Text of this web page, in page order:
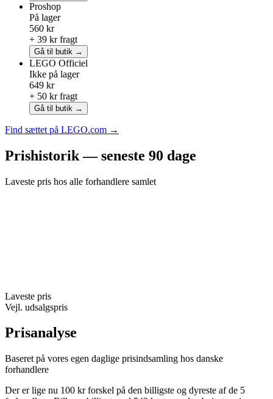
Proshop
På lager
560 kr
+ 39 kr fragt
Gå til butik →
LEGO Officiel
Ikke på lager
649 kr
+ 50 kr fragt
Gå til butik →
Find sættet på LEGO.com →
Prishistorik — seneste 90 dage
Laveste pris hos alle forhandlere samlet
Laveste pris
Vejl. udsalgspris
Prisanalyse
Baseret på vores egen daglige prisindsamling hos danske
forhandlere
Der er lige nu 100 kr forskel på den billigste og dyreste af de 5